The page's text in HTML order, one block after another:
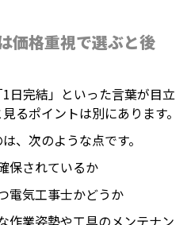
価格重視で選ぶと後
日完結」といった言葉が目立
るポイントは別にあります。
、次のような点です。
保されているか
電気工事士かどうか